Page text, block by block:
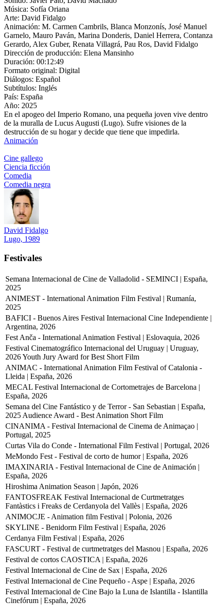
Música: Sofía Oriana
Arte: David Fidalgo
Animación: M. Carmen Cambrils, Blanca Monzonís, José Manuel
Garnelo, Mauro Paván, Marina Donderis, Daniel Herrera, Contanza
Gerardo, Alex Guber, Renata Villagrá, Pau Ros, David Fidalgo
Dirección de producción: Elena Mansinho
Duración: 00:12:49
Formato original: Digital
Diálogos: Español
Subtítulos: Inglés
País: España
Año: 2025
En el apogeo del Imperio Romano, una pequeña joven vive dentro
de la muralla de Lucus Augusti (Lugo). Sufre visiones de la
destrucción de su hogar y decide que tiene que impedirla.
Animación
Cine gallego
Ciencia ficción
Comedia
Comedia negra
David Fidalgo
Lugo, 1989
Festivales
Semana Internacional de Cine de Valladolid - SEMINCI | España,
2025
ANIMEST - International Animation Film Festival | Rumanía,
2025
BAFICI - Buenos Aires Festival Internacional Cine Independiente |
Argentina, 2026
Fest Anča - International Animation Festival | Eslovaquia, 2026
Festival Cinematográfico Internacional del Uruguay | Uruguay,
2026Youth Jury Award for Best Short Film
ANIMAC - International Animation Film Festival of Catalonia -
Lleida | España, 2026
MECAL Festival Internacional de Cortometrajes de Barcelona |
España, 2026
Semana del Cine Fantástico y de Terror - San Sebastian | España,
2025 Audience Award - Best Animation Short Film
CINANIMA - Festival Internacional de Cinema de Animaçao |
Portugal, 2025
Curtas Vila do Conde - International Film Festival | Portugal, 2026
MeMondo Fest - Festival de corto de humor | España, 2026
IMAXINARIA - Festival Internacional de Cine de Animación |
España, 2026
Hiroshima Animation Season | Japón, 2026
FANTOSFREAK Festival Internacional de Curtmetratges
Fantàstics i Freaks de Cerdanyola del Vallès | España, 2026
ANIMOCJE - Animation film Festival | Polonia, 2026
SKYLINE - Benidorm Film Festival | España, 2026
Cerdanya Film Festival | España, 2026
FASCURT - Festival de curtmetratges del Masnou | España, 2026
Festival de cortos CAOSTICA | España, 2026
Festival Internacional de Cine de Sax | España, 2026
Festival Internacional de Cine Pequeño - Aspe | España, 2026
Festival Internacional de Cine Bajo la Luna de Islantilla - Islantilla
Cinefórum | España, 2026